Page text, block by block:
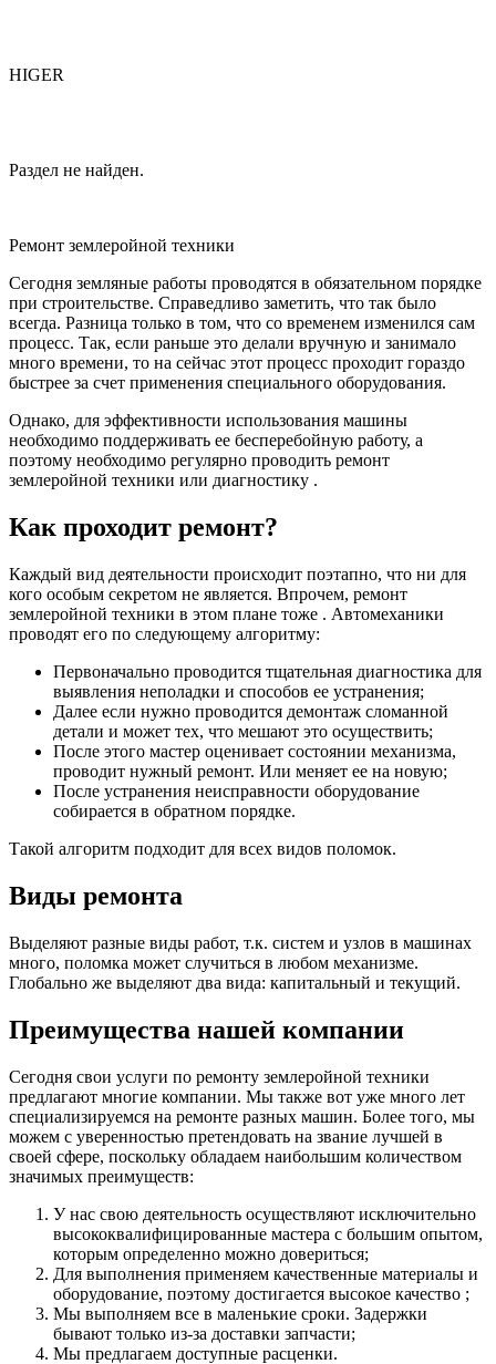
HIGER
Раздел не найден.
Ремонт землеройной техники
Сегодня земляные работы проводятся в обязательном порядке
при строительстве. Справедливо заметить, что так было
всегда. Разница только в том, что со временем изменился сам
процесс. Так, если раньше это делали вручную и занимало
много времени, то на сейчас этот процесс проходит гораздо
быстрее за счет применения специального оборудования.
Однако, для эффективности использования машины
необходимо поддерживать ее бесперебойную работу, а
поэтому необходимо регулярно проводить ремонт
землеройной техники или диагностику .
Как проходит ремонт?
Каждый вид деятельности происходит поэтапно, что ни для
кого особым секретом не является. Впрочем, ремонт
землеройной техники в этом плане тоже . Автомеханики
проводят его по следующему алгоритму:
Первоначально проводится тщательная диагностика для
выявления неполадки и способов ее устранения;
Далее если нужно проводится демонтаж сломанной
детали и может тех, что мешают это осуществить;
После этого мастер оценивает состоянии механизма,
проводит нужный ремонт. Или меняет ее на новую;
После устранения неисправности оборудование
собирается в обратном порядке.
Такой алгоритм подходит для всех видов поломок.
Виды ремонта
Выделяют разные виды работ, т.к. систем и узлов в машинах
много, поломка может случиться в любом механизме.
Глобально же выделяют два вида: капитальный и текущий.
Преимущества нашей компании
Сегодня свои услуги по ремонту землеройной техники
предлагают многие компании. Мы также вот уже много лет
специализируемся на ремонте разных машин. Более того, мы
можем с уверенностью претендовать на звание лучшей в
своей сфере, поскольку обладаем наибольшим количеством
значимых преимуществ:
У нас свою деятельность осуществляют исключительно
высококвалифицированные мастера с большим опытом,
которым определенно можно довериться;
Для выполнения применяем качественные материалы и
оборудование, поэтому достигается высокое качество ;
Мы выполняем все в маленькие сроки. Задержки
бывают только из-за доставки запчасти;
Мы предлагаем доступные расценки.